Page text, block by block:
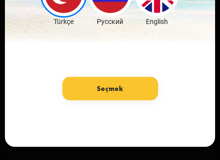
Скачать бесплатно
Türkçe Русский English
Seçmek